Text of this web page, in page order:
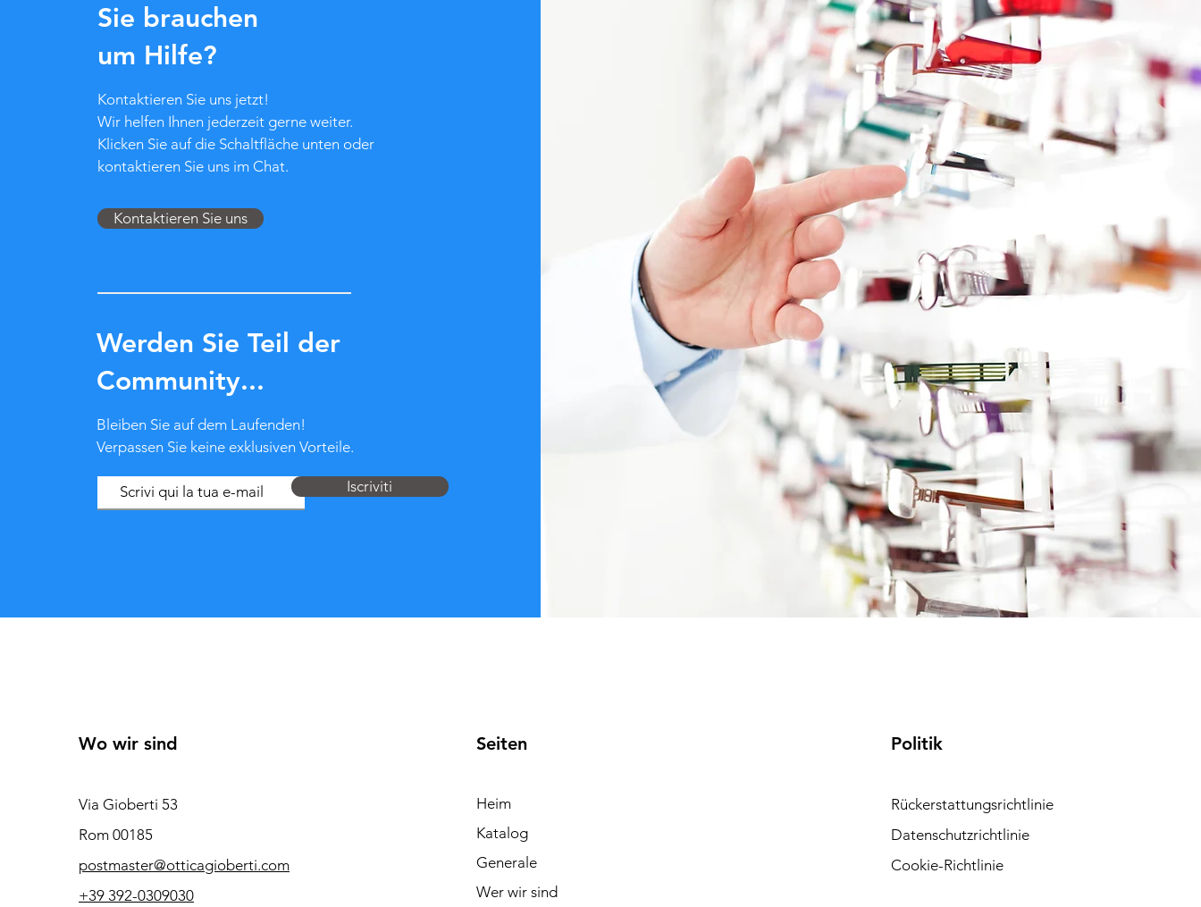
Sie brauchen
um Hilfe?
Kontaktieren Sie uns jetzt!
Wir helfen Ihnen jederzeit gerne weiter.
Klicken Sie auf die Schaltfläche unten oder
kontaktieren Sie uns im Chat.
Kontaktieren Sie uns
Werden Sie Teil der
Community...
Bleiben Sie auf dem Laufenden!
Verpassen Sie keine exklusiven Vorteile.
Iscriviti
Wo wir sind
Via Gioberti 53
Rom 00185
postmaster@otticagioberti.com
+39 392-0309030
Seiten
Heim
Katalog
Generale
Wer wir sind
Politik
Rückerstattungsrichtlinie
Datenschutzrichtlinie
Cookie-Richtlinie